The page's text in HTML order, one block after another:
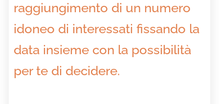
raggiungimento di un numero
idoneo di interessati fissando la
data insieme con la possibilità
per te di decidere.